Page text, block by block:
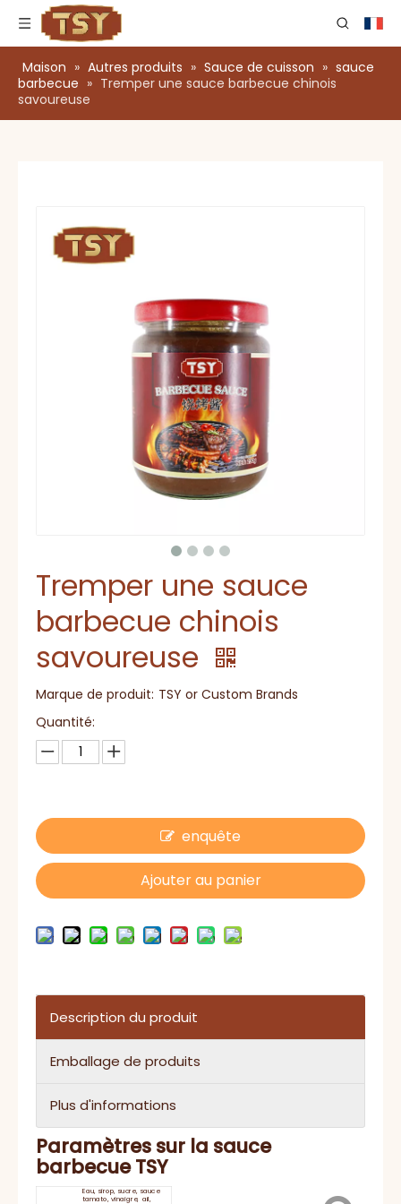
Maison » Autres produits » Sauce de cuisson » sauce
barbecue » Tremper une sauce barbecue chinois
savoureuse
Tremper une sauce
barbecue chinois
savoureuse
Marque de produit: TSY or Custom Brands
Quantité:
enquête
Ajouter au panier
Description du produit
Emballage de produits
Plus d'informations
Paramètres sur la sauce
barbecue TSY
Eau, sirop, sucre, sauce
tamato, vinaigre, ail,